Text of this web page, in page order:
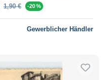
1,90 € -20 %
Gewerblicher Händler